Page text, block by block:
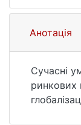
https://
імені
№ 4(221).
Анотація
Сучасні
ринкових